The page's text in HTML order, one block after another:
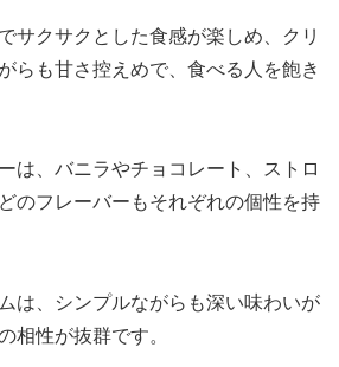
サクサクとした食感が楽しめ、クリ
らも甘さ控えめで、食べる人を飽き
は、バニラやチョコレート、ストロ
のフレーバーもそれぞれの個性を持
は、シンプルながらも深い味わいが
相性が抜群です。